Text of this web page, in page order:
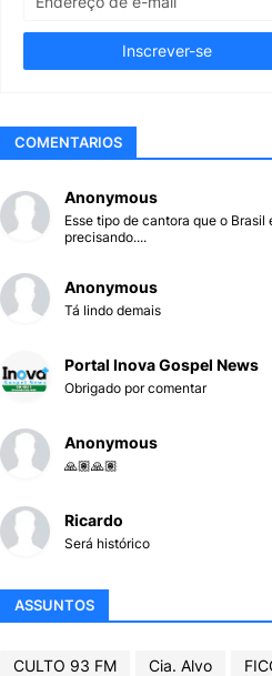
COMENTARIOS
Anonymous
Esse tipo de cantora que o Brasil
precisando....
Anonymous
Tá lindo demais
Portal Inova Gospel News
Obrigado por comentar
Anonymous
🙏🏽🙏🏽
Ricardo
Será histórico
ASSUNTOS
CULTO 93 FM Cia. Alvo